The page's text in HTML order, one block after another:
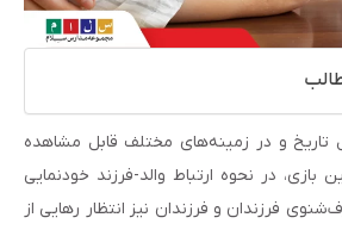
تاریخ و در زمینه‌های مختلف قابل مشاهده
بازی، در نحوه ارتباط والد-فرزند خودنمایی
فرزندان و فرزندان نیز انتظار رهایی از